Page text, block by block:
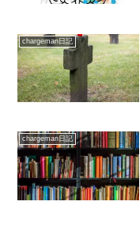
chargeman日記
chargeman日記